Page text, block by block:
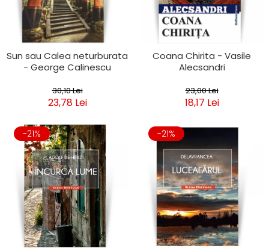
Sun sau Calea neturburata
- George Calinescu
30,10 Lei
23,78 Lei
Coana Chirita - Vasile
Alecsandri
23,00 Lei
18,17 Lei
-21% -21%